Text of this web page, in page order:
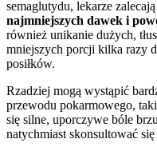
semaglutydu, lekarze zalecają
najmniejszych dawek i
również unikanie dużych,
mniejszych porcji kilka razy
posiłków.
Rzadziej mogą wystąpić
przewodu pokarmowego,
się silne, uporczywe bóle
natychmiast skonsultować